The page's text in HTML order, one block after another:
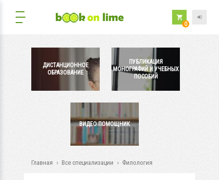
0
ДИСТАНЦИОННОЕ
ОБРАЗОВАНИЕ
ПУБЛИКАЦИЯ
МОНОГРАФИЙ И УЧЕБНЫХ
ПОСОБИЙ
ВИДЕО ПОМОЩНИК
Главная Все специализации Филология